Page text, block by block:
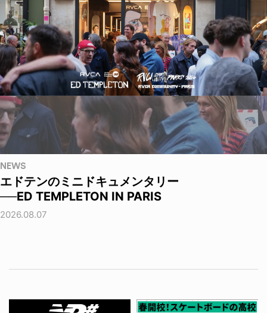
NEWS
エドテンのミニドキュメンタリー
──ED TEMPLETON IN PARIS
2026.08.07